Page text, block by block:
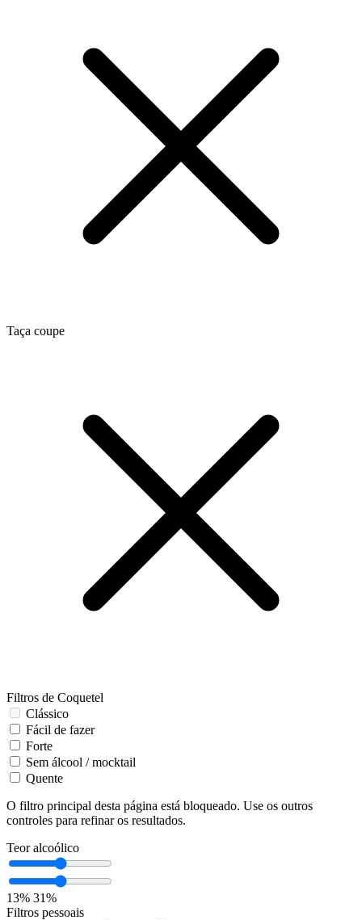
Taça coupe
Filtros de Coquetel
Clássico
Fácil de fazer
Forte
Sem álcool / mocktail
Quente
O filtro principal desta página está bloqueado. Use os outros
controles para refinar os resultados.
Teor alcoólico
13% 31%
Filtros pessoais